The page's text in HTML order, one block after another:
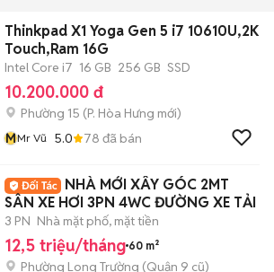
Thinkpad X1 Yoga Gen 5 i7 10610U,2K
Touch,Ram 16G
Intel Core i7 16 GB 256 GB SSD
10.200.000 đ
Phường 15 (P. Hòa Hưng mới)
MMr Vũ 5.0 78 đã bán
NHÀ MỚI XÂY GÓC 2MT
SÂN XE HƠI 3PN 4WC ĐƯỜNG XE TẢI
3 PN Nhà mặt phố, mặt tiền
12,5 triệu/tháng 60 m²
Phường Long Trường (Quận 9 cũ)